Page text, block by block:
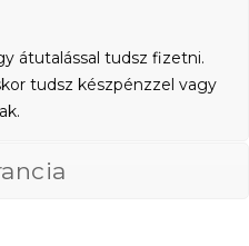
átutalással tudsz fizetni.
tudsz készpénzzel vagy